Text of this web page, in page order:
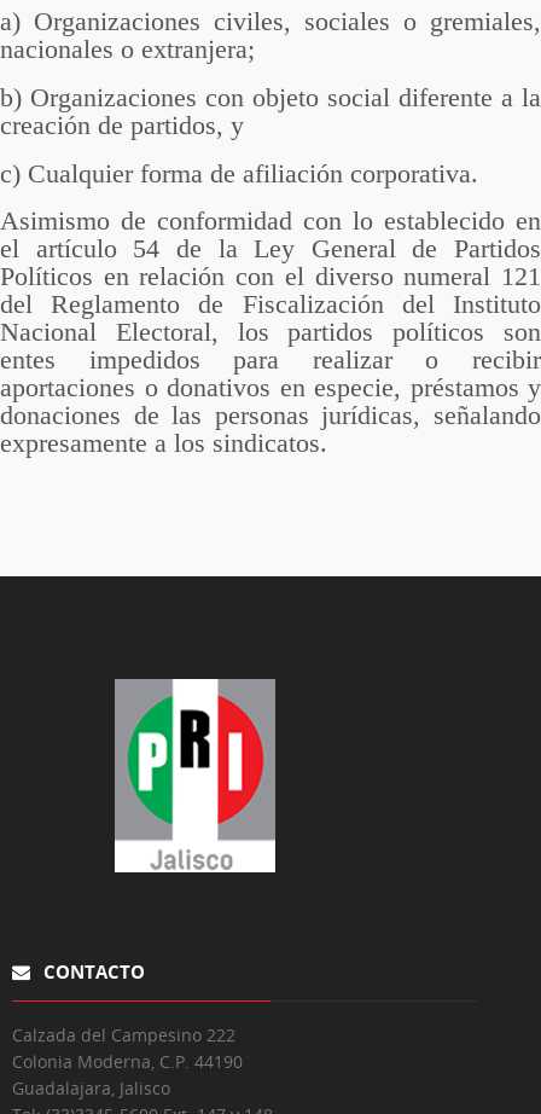
a) Organizaciones civiles, sociales o gremiales,
nacionales o extranjera;
b) Organizaciones con objeto social diferente a la
creación de partidos, y
c) Cualquier forma de afiliación corporativa.
Asimismo de conformidad con lo establecido en
el artículo 54 de la Ley General de Partidos
Políticos en relación con el diverso numeral 121
del Reglamento de Fiscalización del Instituto
Nacional Electoral, los partidos políticos son
entes impedidos para realizar o recibir
aportaciones o donativos en especie, préstamos y
donaciones de las personas jurídicas, señalando
expresamente a los sindicatos.
CONTACTO
Calzada del Campesino 222
Colonia Moderna, C.P. 44190
Guadalajara, Jalisco